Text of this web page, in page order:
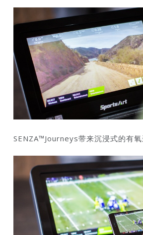
SENZA™Journeys带来沉浸式的有